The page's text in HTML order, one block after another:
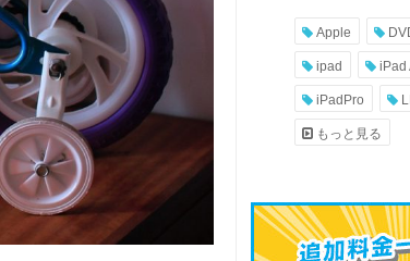
Apple
ipad iPad
iPadPro
もっと見る